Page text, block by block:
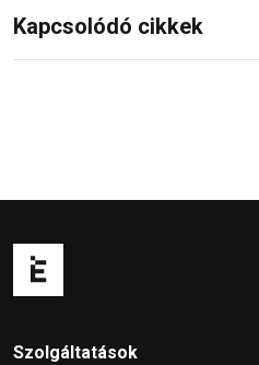
Kapcsolódó cikkek
Szolgáltatások